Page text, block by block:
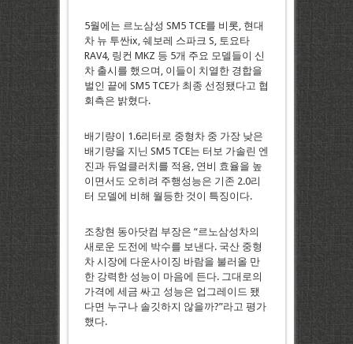
5월에는 르노삼성 SM5 TCE를 비롯, 현대
차 뉴 투싼ix, 쉐보레 스파크 S, 토요타
RAV4, 링컨 MKZ 등 5개 주요 모델들이 신
차 출시를 했으며, 이들이 치열한 경합을
벌인 끝에 SM5 TCE가 최종 선정됐다고 협
회측은 밝혔다.
배기량이 1.6리터로 중형차 중 가장 낮은
배기량을 지닌 SM5 TCE는 터보 가솔린 엔
진과 듀얼클러치를 적용, 연비 효율을 높
이면서도 오히려 주행성능은 기존 2.0리
터 모델에 비해 월등한 것이 특징이다.
조창현 동아닷컴 부장은 “르노삼성차의
새로운 도전에 박수를 보낸다. 국산 중형
차 시장에 다운사이징 바람을 불러올 만
한 강력한 성능이 마음에 든다. 그대로의
가격에 세금 싸고 성능은 업그레이드 됐
다면 누구나 솔깃하지 않을까?”라고 평가
했다.